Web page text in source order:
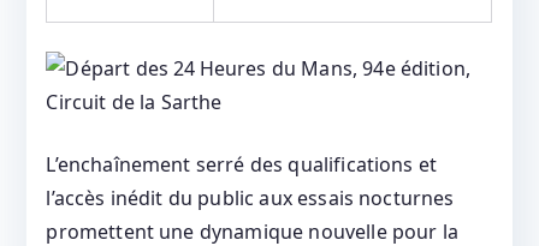
L’enchaînement serré des qualifications et
l’accès inédit du public aux essais nocturnes
promettent une dynamique nouvelle pour la